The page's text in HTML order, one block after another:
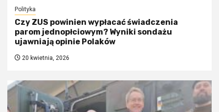
Polityka
Czy ZUS powinien wypłacać świadczenia
parom jednopłciowym? Wyniki sondażu
ujawniają opinie Polaków
20 kwietnia, 2026